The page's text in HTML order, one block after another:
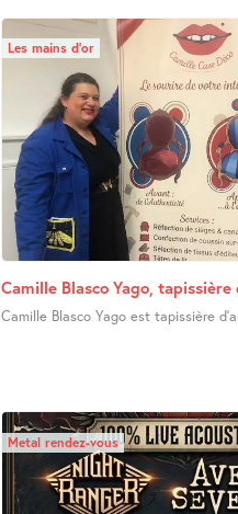
Les mains d’or
Camille Blasco Yago, tapissière
Camille Blasco Yago est tapissière
Metal rendez-vous